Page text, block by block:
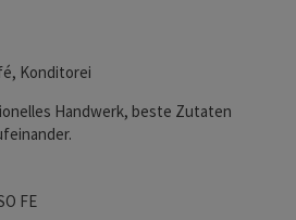
Konditorei
Handwerk, beste Zutaten
geöffnet
geöffnetgeöffnet
Sonntag geöffnet
FEFeiertag geöffnet